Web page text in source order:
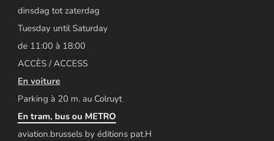
dinsdag tot zaterdag
Tuesday until Saturday
de 11:00 à 18:00
ACCÈS / ACCESS
En voiture
Parking à 20 m. au Colruyt
En tram, bus ou METRO
aviation.brussels by éditions pat.H